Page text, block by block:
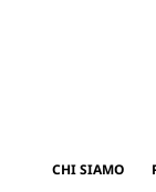
CHI SIAMO